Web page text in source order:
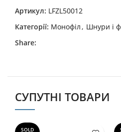
Артикул: LFZL50012
Категорії: Монофіл, Шнури і
Share:
СУПУТНІ ТОВАРИ
SOLD